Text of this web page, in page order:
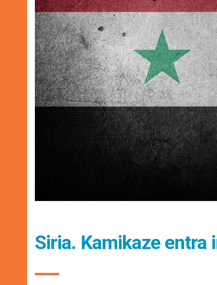
Siria. Kamikaze entra